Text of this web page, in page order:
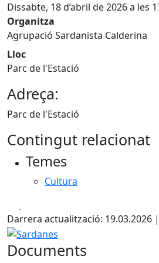
Dissabte, 18 d’abril de 2026 a les
Organitza
Agrupació Sardanista Calderina
Lloc
Parc de l'Estació
Adreça:
Parc de l'Estació
Contingut relacionat
Temes
Cultura
Darrera actualització: 19.03.2026
Sardanes
Documents